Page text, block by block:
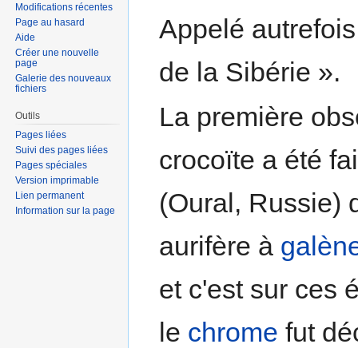
Appelé
de la Sibérie ».
La première
crocoïte a été
(Oural, Russie)
aurifère à
et c'est sur ces
le chrome fut
Modifications récentes
Page au hasard
Aide
Créer une nouvelle
page
Galerie des nouveaux
fichiers
Outils
Pages liées
Suivi des pages liées
Pages spéciales
Version imprimable
Lien permanent
Information sur la page